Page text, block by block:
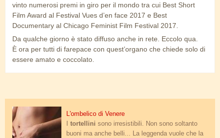
vinto numerosi premi in giro per il mondo tra cui Best Short
Film Award al Festival Vues d’en face 2017 e Best
Documentary al Chicago Feminist Film Festival 2017.
Da qualche giorno è stato diffuso anche in rete. Eccolo qua.
È ora per tutti di farepace con quest’organo che chiede solo di
essere amato e coccolato.
ombelico.jpg
L'ombelico di Venere
tortellini sono irresistibili. Non sono soltanto
buoni ma anche belli... La leggenda vuole che la